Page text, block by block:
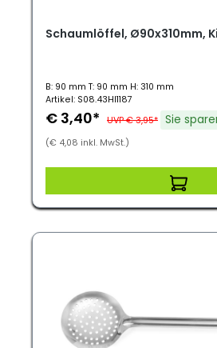
Schaumlöffel, Ø90x310mm,
B: 90 mm T: 90 mm H: 310 mm
Artikel: S08.43HI1187
€ 3,40* UVP € 3,95* Sie
(€ 4,08 inkl. MwSt.)